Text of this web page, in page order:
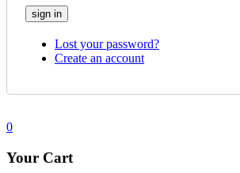
Lost your password?
Create an account
0
Your Cart